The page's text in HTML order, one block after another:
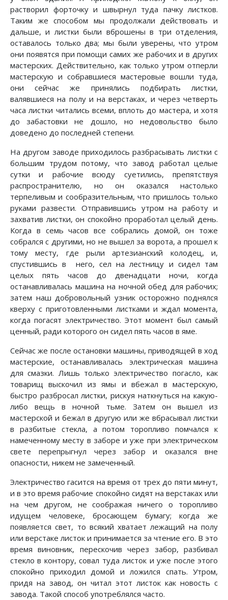
растворил форточку и швырнул туда пачку листков.
Таким же способом мы продолжали действовать и
дальше, и листки были вброшены в три отделения,
оставалось только два; мы были уверены, что утром
они появятся при помощи самих же рабочих и в других
мастерских. Действительно, как только утром отперли
мастерскую и собравшиеся мастеровые вошли туда,
они сейчас же принялись подбирать листки,
валявшиеся на полу и на верстаках, и через четверть
часа листки читались всеми, вплоть до мастера, и хотя
до забастовки не дошло, но недовольство было
доведено до последней степени.
На другом заводе приходилось разбрасывать листки с
большим трудом потому, что завод работал целые
сутки и рабочие всюду суетились, препятствуя
распространителю, но он оказался настолько
терпеливым и сообразительным, что пришлось только
руками развести. Отправившись утром на работу и
захватив листки, он спокойно проработал целый день.
Когда в семь часов все собрались домой, он тоже
собрался с другими, но не вышел за ворота, а прошел к
тому месту, где рыли артезианский колодец, и,
спустившись в него, сел на лестницу и сидел там
целых пять часов до двенадцати ночи, когда
останавливалась машина на ночной обед для рабочих;
затем наш добровольный узник осторожно поднялся
кверху с приготовленными листками и ждал момента,
когда погасят электричество. Этот момент был самый
ценный, ради которого он сидел пять часов в яме.
Сейчас же после остановки машины, приводящей в ход
мастерские, останавливалась электрическая машина
для смазки. Лишь только электричество погасло, как
товарищ выскочил из ямы и вбежал в мастерскую,
быстро разбросал листки, рискуя наткнуться на какую-
либо вещь в ночной тьме. Затем он вышел из
мастерской и бежал в другую или же вбрасывал листки
в разбитые стекла, а потом торопливо помчался к
намеченному месту в заборе и уже при электрическом
свете перепрыгнул через забор и оказался вне
опасности, никем не замеченный.
Электричество гасится на время от трех до пяти минут,
и в это время рабочие спокойно сидят на верстаках или
на чем другом, не соображая ничего о торопливо
идущем человеке, бросающем бумагу; когда же
появляется свет, то всякий хватает лежащий на полу
или верстаке листок и принимается за чтение его. В это
время виновник, перескочив через забор, разбивал
стекло в контору, совал туда листок и уже после этого
спокойно приходил домой и ложился спать. Утром,
придя на завод, он читал этот листок как новость с
завода. Такой способ употреблялся часто.